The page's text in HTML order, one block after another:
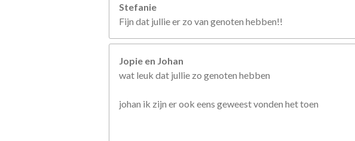
Stefanie
Fijn dat jullie er zo van genoten hebben!!
Jopie en Johan
wat leuk dat jullie zo genoten hebben
johan ik zijn er ook eens geweest vonden het toen